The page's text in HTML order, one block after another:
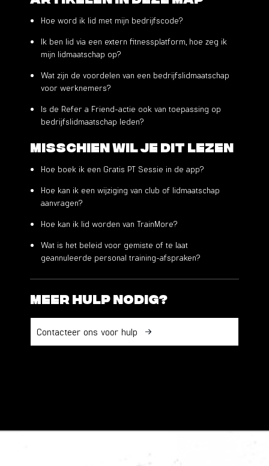
Hoe word ik lid met mijn bedrijfs­code?
Ik ben lid via een extern fitnessplatform, hoe zeg ik
mijn lidmaatschap op?
Wat zijn de voordelen van een bedrijfslidmaatschap
voor werknemers?
Is de Refer a Friend-actie ook van toepassing op
bedrijfslidmaatschap leden?
Misschien wil je dit lezen
Hoe boek ik een Gratis PT Sessie in de app?
Hoe kan ik een wijziging van club of lidmaatschap
aanvragen?
Hoe kan ik lid worden van TrainMore?
Wat is het beleid voor gemiste of te laat
geannuleerde personal training-afspraken?
Meer hulp nodig?
Contacteer ons voor hulp